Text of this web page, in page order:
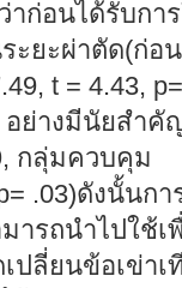
าก่อนได้รับก
ยะผ่าตัด(ก่อน
t = 4.43,
ย่างมีนัยสําคั
กลุ่มควบคุม
.03)ดังนั้น
รถนําไปใช้เ
ปลี่ยนข้อเข่า